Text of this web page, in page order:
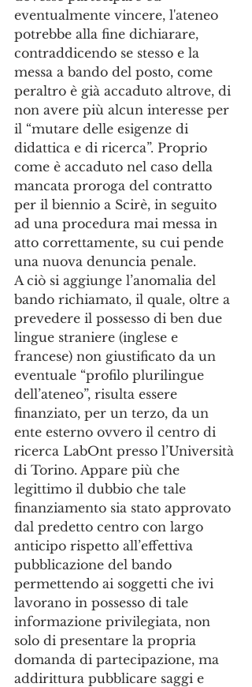
eventualmente vincere, l'ateneo
potrebbe alla fine dichiarare,
contraddicendo se stesso e la
messa a bando del posto, come
peraltro è già accaduto altrove, di
non avere più alcun interesse per
il “mutare delle esigenze di
didattica e di ricerca”. Proprio
come è accaduto nel caso della
mancata proroga del contratto
per il biennio a Scirè, in seguito
ad una procedura mai messa in
atto correttamente, su cui pende
una nuova denuncia penale.
A ciò si aggiunge l’anomalia del
bando richiamato, il quale, oltre a
prevedere il possesso di ben due
lingue straniere (inglese e
francese) non giustificato da un
eventuale “profilo plurilingue
dell’ateneo”, risulta essere
finanziato, per un terzo, da un
ente esterno ovvero il centro di
ricerca LabOnt presso l’Università
di Torino. Appare più che
legittimo il dubbio che tale
finanziamento sia stato approvato
dal predetto centro con largo
anticipo rispetto all’effettiva
pubblicazione del bando
permettendo ai soggetti che ivi
lavorano in possesso di tale
informazione privilegiata, non
solo di presentare la propria
domanda di partecipazione, ma
addirittura pubblicare saggi e